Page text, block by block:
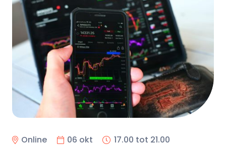
Online 06 okt
17.00 tot 21.00